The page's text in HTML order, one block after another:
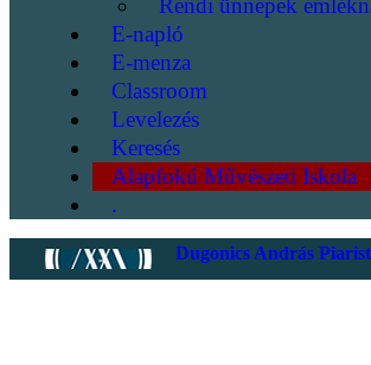
Rendi ünnepek
E-napló
E-menza
Classroom
Levelezés
Keresés
Alapfokú Művészeti Iskola
.
Dugonics András